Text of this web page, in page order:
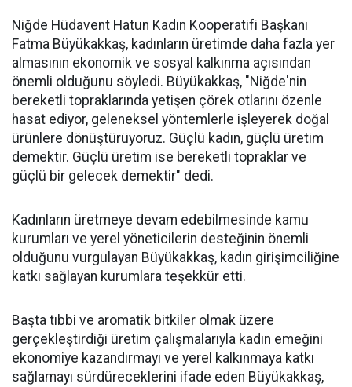
Niğde Hüdavent Hatun Kadın Kooperatifi Başkanı
Fatma Büyükakkaş, kadınların üretimde daha fazla yer
almasının ekonomik ve sosyal kalkınma açısından
önemli olduğunu söyledi. Büyükakkaş, "Niğde'nin
bereketli topraklarında yetişen çörek otlarını özenle
hasat ediyor, geleneksel yöntemlerle işleyerek doğal
ürünlere dönüştürüyoruz. Güçlü kadın, güçlü üretim
demektir. Güçlü üretim ise bereketli topraklar ve
güçlü bir gelecek demektir" dedi.
Kadınların üretmeye devam edebilmesinde kamu
kurumları ve yerel yöneticilerin desteğinin önemli
olduğunu vurgulayan Büyükakkaş, kadın girişimciliğine
katkı sağlayan kurumlara teşekkür etti.
Başta tıbbi ve aromatik bitkiler olmak üzere
gerçekleştirdiği üretim çalışmalarıyla kadın emeğini
ekonomiye kazandırmayı ve yerel kalkınmaya katkı
sağlamayı sürdüreceklerini ifade eden Büyükakkaş,